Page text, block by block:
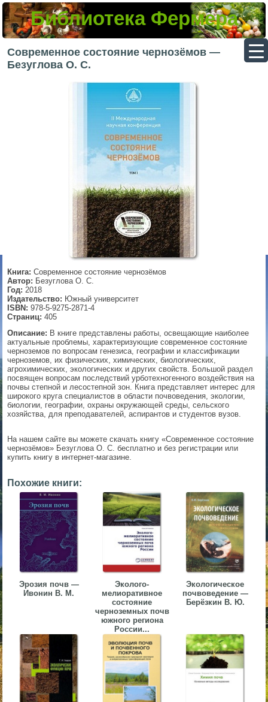
Библиотека Фермера
Современное состояние чернозёмов —
Безуглова О. С.
Книга: Современное состояние чернозёмов
Автор: Безуглова О. С.
Год: 2018
Издательство: Южный университет
ISBN: 978-5-9275-2871-4
Страниц: 405
Описание: В книге представлены работы, освещающие наиболее
актуальные проблемы, характеризующие современное состояние
черноземов по вопросам генезиса, географии и классификации
черноземов, их физических, химических, биологических,
агрохимических, экологических и других свойств. Большой раздел
посвящен вопросам последствий урботехногенного воздействия на
почвы степной и лесостепной зон. Книга представляет интерес для
широкого круга специалистов в области почвоведения, экологии,
биологии, географии, охраны окружающей среды, сельского
хозяйства, для преподавателей, аспирантов и студентов вузов.
На нашем сайте вы можете скачать книгу «Современное состояние
чернозёмов» Безуглова О. С. бесплатно и без регистрации или
купить книгу в интернет-магазине.
Похожие книги:
Эрозия почв —
Ивонин В. М.
Эколого-
мелиоративное
состояние
черноземных почв
южного региона
России...
Экологическое
почвоведение —
Берёзкин В. Ю.
▼
▼
▼
▼
▼
▼